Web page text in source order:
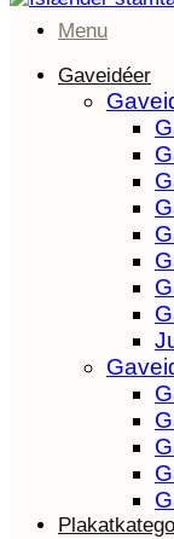
Menu
Gaveidéer